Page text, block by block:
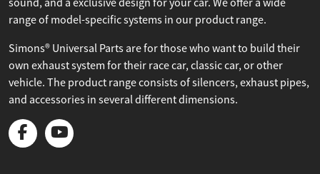
range of model-specific systems in our product range.
Simons® Universal Parts are for those who want to build their
own exhaust system for their race car, classic car, or other
vehicle. The product range consists of silencers, exhaust pipes,
and accessories in several different dimensions.